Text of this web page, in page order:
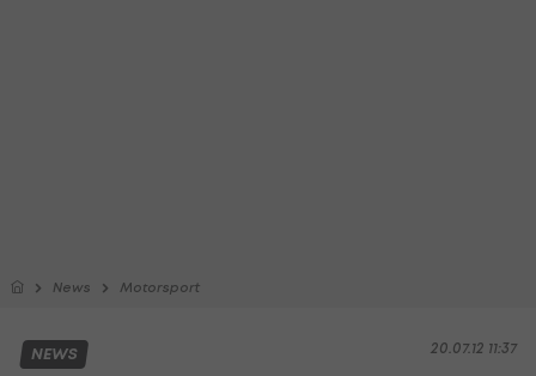
News Motorsport
20.07.12 11:37
NEWS